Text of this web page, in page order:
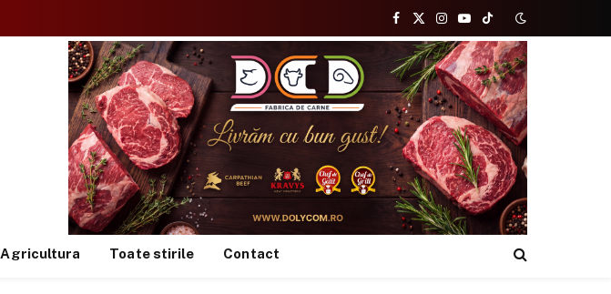
Facebook
X
(Twitter)
Instagram
YouTubeTikTok
Agricultura Toate stirile Contact